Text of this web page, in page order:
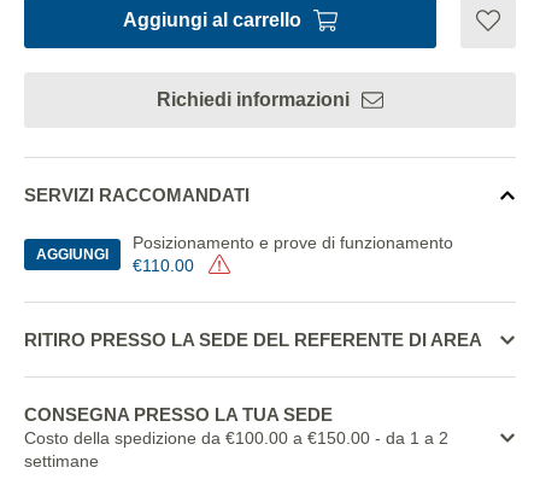
Aggiungi al carrello
Richiedi informazioni
SERVIZI RACCOMANDATI
AGGIUNGI
Posizionamento e prove di funzionamento
€110.00
RITIRO PRESSO LA SEDE DEL REFERENTE DI AREA
CONSEGNA PRESSO LA TUA SEDE
Costo della spedizione da €100.00 a €150.00 - da 1 a 2
settimane